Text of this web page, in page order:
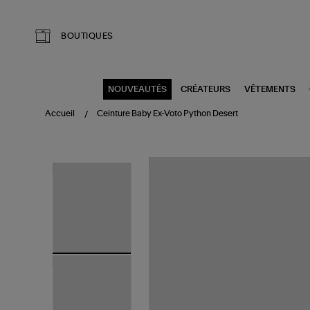
BOUTIQUES
NOUVEAUTÉS CRÉATEURS VÊTEMENTS
Accueil Ceinture Baby Ex-Voto Python Desert